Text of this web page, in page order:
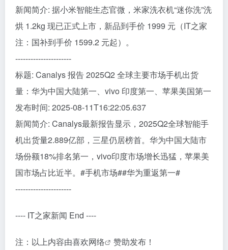
新闻简介: 据小米智能生态官微，米家洗衣机“迷你洗”洗
烘 1.2kg 现已正式上市，新品到手价 1999 元（IT之家
注：国补到手价 1599.2 元起）。
----------------------
标题: Canalys 报告 2025Q2 全球主要市场手机出货
量：华为中国大陆第一、vivo 印度第一、苹果美国第一
发布时间: 2025-08-11T16:22:05.637
新闻简介: Canalys最新报告显示，2025Q2全球智能手
机出货量2.889亿部，三星仍居榜首。华为中国大陆市
场份额18%排名第一，vivo印度市场增长迅猛，苹果美
国市场占比近半。#手机市场##华为重返第一#
----------------------
---- IT之家新闻 End ----
注：以上内容由喜欢网络 赞助发布！